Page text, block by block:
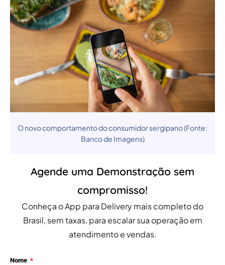
O novo comportamento do consumidor sergipano (Fonte:
Banco de Imagens)
Agende uma Demonstração sem
compromisso!
Conheça o App para Delivery mais completo do
Brasil, sem taxas, para escalar sua operação em
atendimento e vendas.
Nome